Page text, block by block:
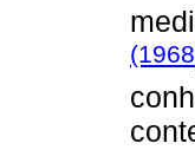
(1968